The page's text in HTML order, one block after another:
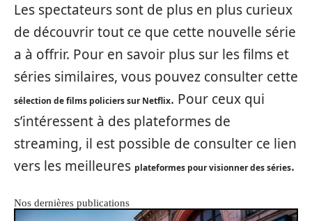
Les spectateurs sont de plus en plus curieux
de découvrir tout ce que cette nouvelle série
a à offrir. Pour en savoir plus sur les films et
séries similaires, vous pouvez consulter cette
sélection de films policiers sur Netflix. Pour ceux qui
s’intéressent à des plateformes de
streaming, il est possible de consulter ce lien
vers les meilleures plateformes pour visionner des séries.
Nos dernières publications